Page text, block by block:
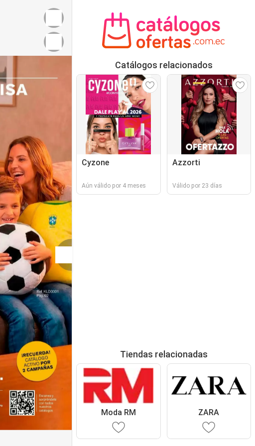
Catálogos relacionados
Cyzone
Aún válido por 4 meses
Azzorti
Válido por 23 días
Tiendas relacionadas
Moda RM ZARA